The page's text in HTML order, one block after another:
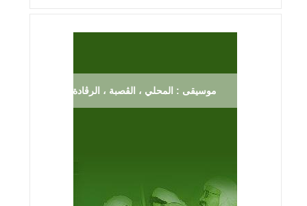
موسيقى : المحلي ، الڨصبة ، الرڨادة